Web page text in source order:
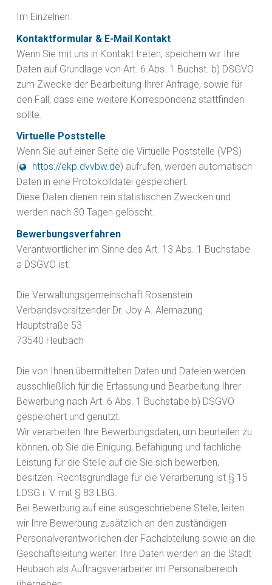
Im Einzelnen:
Kontaktformular & E-Mail Kontakt
Wenn Sie mit uns in Kontakt treten, speichern wir Ihre
Daten auf Grundlage von Art. 6 Abs. 1 Buchst. b) DSGVO
zum Zwecke der Bearbeitung Ihrer Anfrage, sowie für
den Fall, dass eine weitere Korrespondenz stattfinden
sollte.
Virtuelle Poststelle
Wenn Sie auf einer Seite die Virtuelle Poststelle (VPS)
(
https://ekp.dvvbw.de) aufrufen, werden automatisch
Daten in eine Protokolldatei gespeichert.
Diese Daten dienen rein statistischen Zwecken und
werden nach 30 Tagen gelöscht.
Bewerbungsverfahren
Verantwortlicher im Sinne des Art. 13 Abs. 1 Buchstabe
a DSGVO ist:
Die Verwaltungsgemeinschaft Rosenstein
Verbandsvorsitzender Dr. Joy A. Alemazung
Hauptstraße 53
73540 Heubach
Die von Ihnen übermittelten Daten und Dateien werden
ausschließlich für die Erfassung und Bearbeitung Ihrer
Bewerbung nach Art. 6 Abs. 1 Buchstabe b) DSGVO
gespeichert und genutzt.
Wir verarbeiten Ihre Bewerbungsdaten, um beurteilen zu
können, ob Sie die Einigung, Befähigung und fachliche
Leistung für die Stelle auf die Sie sich bewerben,
besitzen. Rechtsgrundlage für die Verarbeitung ist § 15
LDSG i. V. mit § 83 LBG.
Bei Bewerbung auf eine ausgeschriebene Stelle, leiten
wir Ihre Bewerbung zusätzlich an den zuständigen
Personalverantworlichen der Fachabteilung sowie an die
Geschäftsleitung weiter. Ihre Daten werden an die Stadt
Heubach als Auftragsverarbeiter im Personalbereich